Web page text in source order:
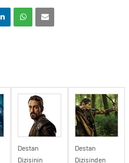
Destan
Dizisinin
Destan
Dizisinden